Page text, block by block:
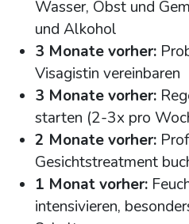
Wasser, Obst und
und Alkohol
3 Monate vorher:
Visagistin vereinbaren
3 Monate vorher:
starten (2-3x pro
2 Monate vorher:
Gesichtstreatment
1 Monat vorher:
intensivieren,